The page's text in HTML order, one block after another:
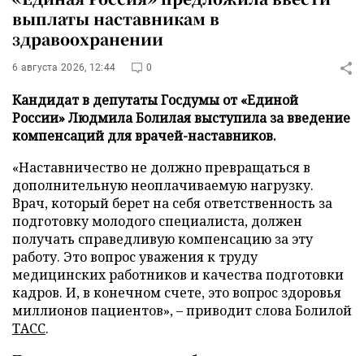
выплаты наставникам в
здравоохранении
6 августа 2026, 12:44 0
Кандидат в депутаты Госдумы от «Единой
России» Людмила Болилая выступила за введение
компенсаций для врачей-наставников.
«Наставничество не должно превращаться в
дополнительную неоплачиваемую нагрузку.
Врач, который берет на себя ответственность за
подготовку молодого специалиста, должен
получать справедливую компенсацию за эту
работу. Это вопрос уважения к труду
медицинских работников и качества подготовки
кадров. И, в конечном счете, это вопрос здоровья
миллионов пациентов», – приводит слова Болилой
ТАСС.